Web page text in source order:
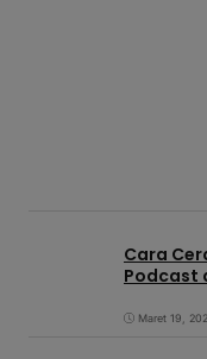
Cara
Podcast
Maret 19,